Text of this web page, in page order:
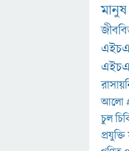
মানুষ
আলো
চুল
প্রযুক্তি